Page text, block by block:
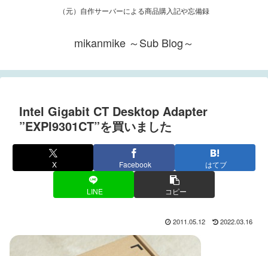
（元）自作サーバーによる商品購入記や忘備録
mikanmike ～Sub Blog～
Intel Gigabit CT Desktop Adapter
”EXPI9301CT”を買いました
X Facebook はてブ
LINE コピー
2011.05.12 2022.03.16